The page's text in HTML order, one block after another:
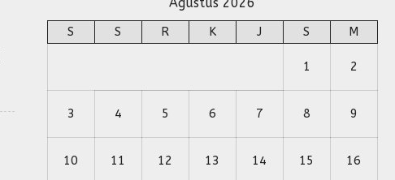
S S R K J S M
1 2
3 4 5 6 7 8 9
10 11 12 13 14 15 16